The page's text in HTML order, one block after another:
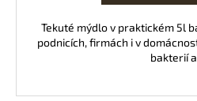
Tekuté mýdlo v praktickém 5l
podnicích, firmách i v
bakterií